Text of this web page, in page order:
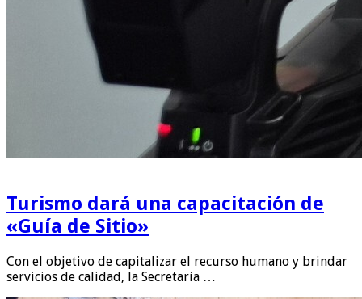
Turismo dará una capacitación de
«Guía de Sitio»
Con el objetivo de capitalizar el recurso humano y brindar
servicios de calidad, la Secretaría …